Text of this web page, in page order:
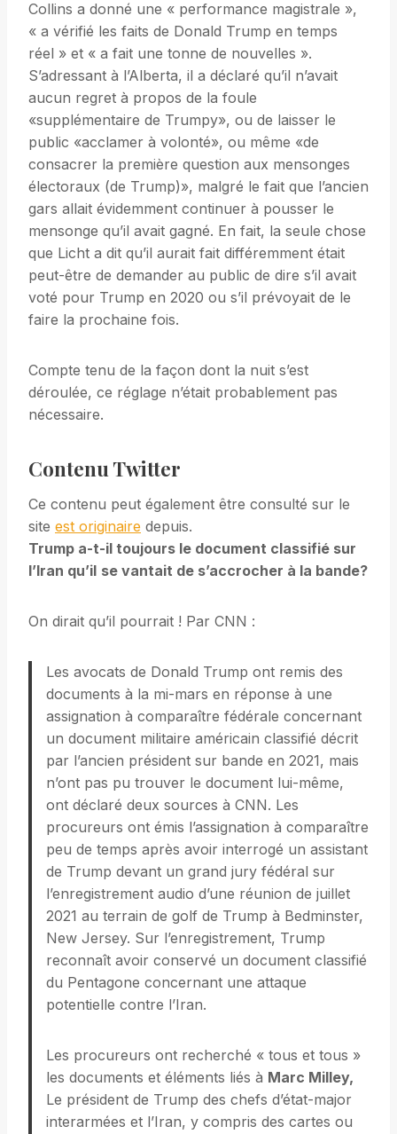
Collins a donné une « performance magistrale »,
« a vérifié les faits de Donald Trump en temps
réel » et « a fait une tonne de nouvelles ».
S’adressant à l’Alberta, il a déclaré qu’il n’avait
aucun regret à propos de la foule
«supplémentaire de Trumpy», ou de laisser le
public «acclamer à volonté», ou même «de
consacrer la première question aux mensonges
électoraux (de Trump)», malgré le fait que l’ancien
gars allait évidemment continuer à pousser le
mensonge qu’il avait gagné. En fait, la seule chose
que Licht a dit qu’il aurait fait différemment était
peut-être de demander au public de dire s’il avait
voté pour Trump en 2020 ou s’il prévoyait de le
faire la prochaine fois.
Compte tenu de la façon dont la nuit s’est
déroulée, ce réglage n’était probablement pas
nécessaire.
Contenu Twitter
Ce contenu peut également être consulté sur le
site est originaire depuis.
Trump a-t-il toujours le document classifié sur
l’Iran qu’il se vantait de s’accrocher à la bande?
On dirait qu’il pourrait ! Par CNN :
Les avocats de Donald Trump ont remis des
documents à la mi-mars en réponse à une
assignation à comparaître fédérale concernant
un document militaire américain classifié décrit
par l’ancien président sur bande en 2021, mais
n’ont pas pu trouver le document lui-même,
ont déclaré deux sources à CNN. Les
procureurs ont émis l’assignation à comparaître
peu de temps après avoir interrogé un assistant
de Trump devant un grand jury fédéral sur
l’enregistrement audio d’une réunion de juillet
2021 au terrain de golf de Trump à Bedminster,
New Jersey. Sur l’enregistrement, Trump
reconnaît avoir conservé un document classifié
du Pentagone concernant une attaque
potentielle contre l’Iran.
Les procureurs ont recherché « tous et tous »
les documents et éléments liés à Marc Milley,
Le président de Trump des chefs d’état-major
interarmées et l’Iran, y compris des cartes ou